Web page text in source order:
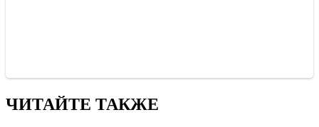
ЧИТАЙТЕ ТАКЖЕ